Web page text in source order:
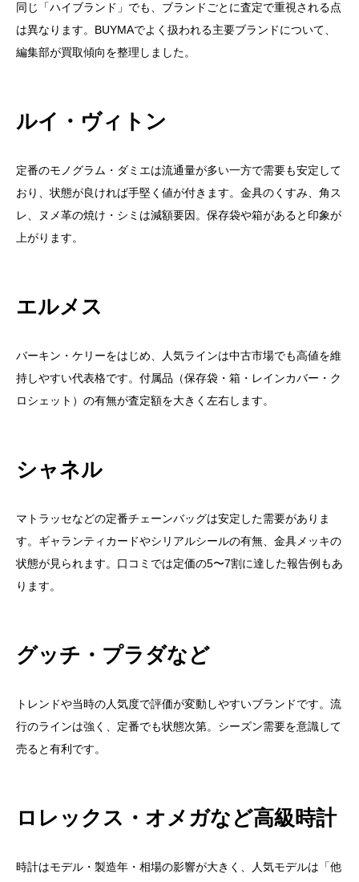
同じ「ハイブランド」でも、ブランドごとに査定で重視される点
は異なります。BUYMAでよく扱われる主要ブランドについて、
編集部が買取傾向を整理しました。
ルイ・ヴィトン
定番のモノグラム・ダミエは流通量が多い一方で需要も安定して
おり、状態が良ければ手堅く値が付きます。金具のくすみ、角ス
レ、ヌメ革の焼け・シミは減額要因。保存袋や箱があると印象が
上がります。
エルメス
バーキン・ケリーをはじめ、人気ラインは中古市場でも高値を維
持しやすい代表格です。付属品（保存袋・箱・レインカバー・ク
ロシェット）の有無が査定額を大きく左右します。
シャネル
マトラッセなどの定番チェーンバッグは安定した需要がありま
す。ギャランティカードやシリアルシールの有無、金具メッキの
状態が見られます。口コミでは定価の5〜7割に達した報告例もあ
ります。
グッチ・プラダなど
トレンドや当時の人気度で評価が変動しやすいブランドです。流
行のラインは強く、定番でも状態次第。シーズン需要を意識して
売ると有利です。
ロレックス・オメガなど高級時計
時計はモデル・製造年・相場の影響が大きく、人気モデルは「他